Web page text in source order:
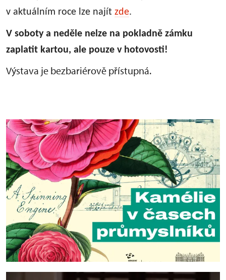
v aktuálním roce lze najít zde.
V soboty a neděle nelze na pokladně zámku
zaplatit kartou, ale pouze v hotovosti!
Výstava je bezbariérově přístupná.